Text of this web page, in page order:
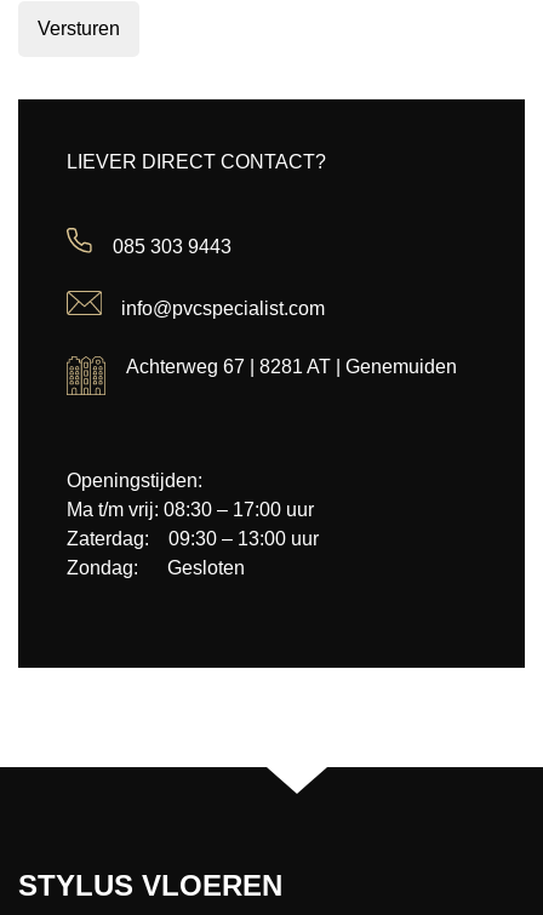
Versturen
LIEVER DIRECT CONTACT?
085 303 9443
info@pvcspecialist.com
Achterweg 67 | 8281 AT | Genemuiden
Openingstijden:
Ma t/m vrij: 08:30 – 17:00 uur
Zaterdag: 09:30 – 13:00 uur
Zondag: Gesloten
STYLUS VLOEREN